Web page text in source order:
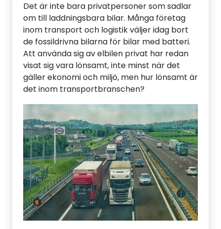
Det är inte bara privatpersoner som sadlar
om till laddningsbara bilar. Många företag
inom transport och logistik väljer idag bort
de fossildrivna bilarna för bilar med batteri.
Att använda sig av elbilen privat har redan
visat sig vara lönsamt, inte minst när det
gäller ekonomi och miljö, men hur lönsamt är
det inom transportbranschen?